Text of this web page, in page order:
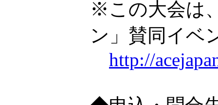
※この大会は
ン」賛同イベ
http://